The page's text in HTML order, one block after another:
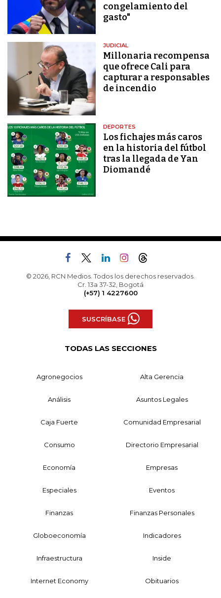
congelamiento del
gasto"
JUDICIAL
Millonaria recompensa
que ofrece Cali para
capturar a responsables
de incendio
DEPORTES
Los fichajes más caros
en la historia del fútbol
tras la llegada de Yan
Diomandé
© 2026, RCN Medios. Todos los derechos reservados.
Cr. 13a 37-32, Bogotá
(+57) 1 4227600
SUSCRÍBASE
TODAS LAS SECCIONES
Agronegocios Alta Gerencia
Análisis Asuntos Legales
Caja Fuerte Comunidad Empresarial
Consumo Directorio Empresarial
Economía Empresas
Especiales Eventos
Finanzas Finanzas Personales
Globoeconomía Indicadores
Infraestructura Inside
Internet Economy Obituarios